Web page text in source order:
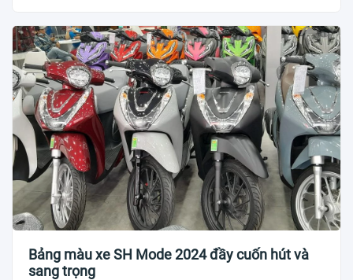
Bảng màu xe SH Mode 2024 đầy cuốn hút và
sang trọng